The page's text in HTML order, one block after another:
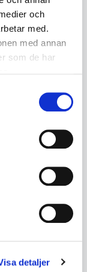
och
med.
med annan
som de har
detaljer
49 946
KÖP
robot